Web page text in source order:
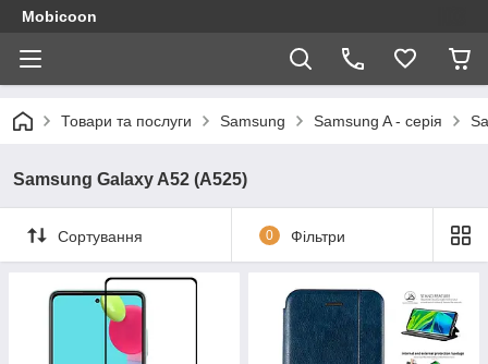
Mobicoon
Товари та послуги Samsung Samsung A - серія
Samsung Galaxy A52 (A525)
Сортування 0 Фільтри